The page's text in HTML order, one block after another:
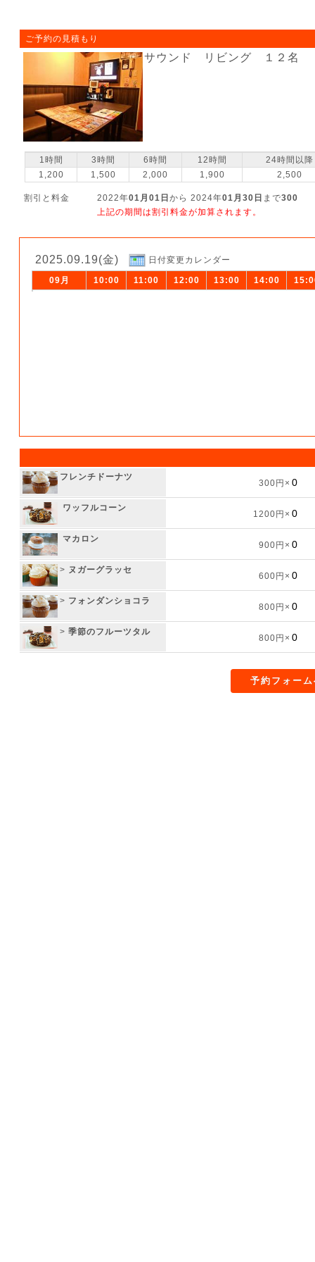
ご予約の見積もり
サウンド リビング １２名
1時間 3時間 6時間 12時間
24時間以降
1,200
1,500 2,000 1,900 2,500
割引と料金 2022年01月01日 から 2024年01月30日 まで300
上記の期間は割引料金が加算されます。
2025.09.19(金) 日付変更カレンダー
09月 10:00 11:00 12:00 13:00 14:00
フレンチドーナツ
300円×
ワッフルコーン
1200円×
マカロン
900円×
> ヌガーグラッセ
600円×
> フォンダンショコラ
800円×
> 季節のフルーツタル
800円×